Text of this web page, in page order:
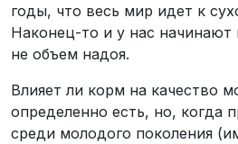
годы, что весь мир идет к
Наконец-то и у нас
не объем надоя.
Влияет ли корм на качество
определенно есть, но, когда
среди молодого поколения